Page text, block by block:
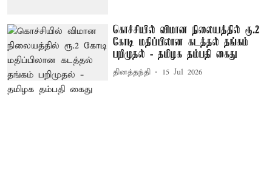
கொச்சியில் விமான நிலையத்தில் ரூ.2
கோடி மதிப்பிலான கடத்தல் தங்கம்
பறிமுதல் - தமிழக தம்பதி கைது
தினத்தந்தி 15 Jul 2026